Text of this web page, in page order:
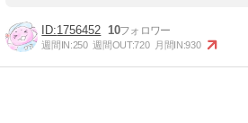
1756452 10
週間IN:250 週間OUT:720 月間IN:930